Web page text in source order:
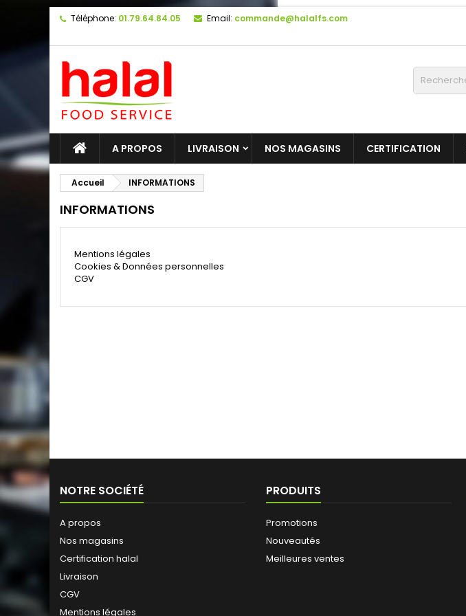
Téléphone: 01.79.64.84.05 Email: commande@halalfs.com
A PROPOS LIVRAISON NOS MAGASINS CERTIFICATION
Accueil INFORMATIONS
INFORMATIONS
Mentions légales
Cookies & Données personnelles
CGV
NOTRE SOCIÉTÉ
A propos
Nos magasins
Certification halal
Livraison
CGV
Mentions légales
PRODUITS
Promotions
Nouveautés
Meilleures ventes